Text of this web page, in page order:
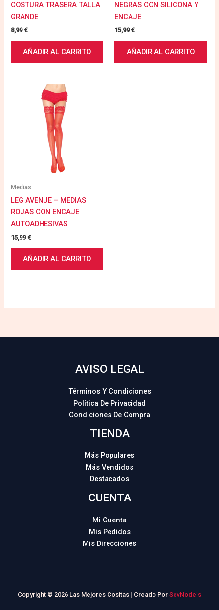
COSTURA TRASERA TALLA
GRANDE
8,99€
AÑADIR AL CARRITO
NEGRAS CON SILICONA Y
ENCAJE
15,99€
AÑADIR AL CARRITO
Medias
LEG AVENUE – MEDIAS
ROJAS CON ENCAJE
AUTOADHESIVAS
15,99€
AÑADIR AL CARRITO
AVISO LEGAL
Términos Y Condiciones
Política De Privacidad
Condiciones De Compra
TIENDA
Más Populares
Más Vendidos
Destacados
CUENTA
Mi Cuenta
Mis Pedidos
Mis Direcciones
Copyright © 2026 Las Mejores Cositas | Creado Por SevNode´s